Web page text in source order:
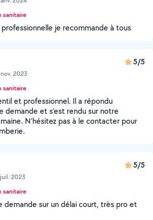
sanitaire
je recommande à tous
2023
5/5
sanitaire
et professionnel. Il a répondu
demande et s’est rendu sur notre
N’hésitez pas à le contacter pour
2023
5/5
sanitaire
demande sur un délai court, très pro et